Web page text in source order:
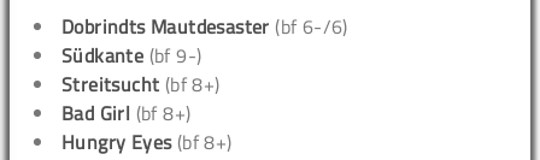
Dobrindts Mautdesaster (bf 6-/6)
Südkante (bf 9-)
Streitsucht (bf 8+)
Bad Girl (bf 8+)
Hungry Eyes(bf 8+)